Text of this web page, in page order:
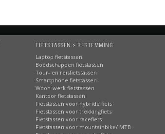
FIETSTASSEN > BESTEMMING
Laptop fietstassen
Boodschappen fietstassen
Tour- en reisfietstassen
Smartphone fietstassen
Woon-werk fietstassen
Kantoor fietstassen
Fietstassen voor hybride fiets
Fietstassen voor trekkingfiets
Fietstassen voor racefiets
Fietstassen voor mountainbike/ MTB